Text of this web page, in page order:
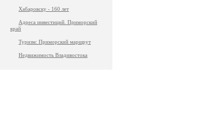
Хабаровску - 160 лет
Адреса инвестиций. Приморский
край
Туризм: Приморский маршрут
Недвижимость Владивостока